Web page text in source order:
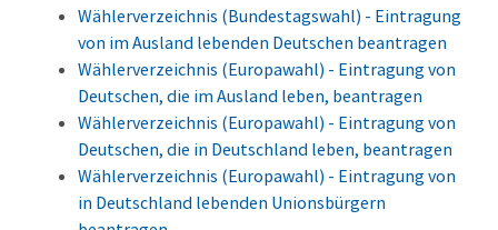
Wählerverzeichnis (Bundestagswahl) - Eintragung
von im Ausland lebenden Deutschen beantragen
Wählerverzeichnis (Europawahl) - Eintragung von
Deutschen, die im Ausland leben, beantragen
Wählerverzeichnis (Europawahl) - Eintragung von
Deutschen, die in Deutschland leben, beantragen
Wählerverzeichnis (Europawahl) - Eintragung von
in Deutschland lebenden Unionsbürgern